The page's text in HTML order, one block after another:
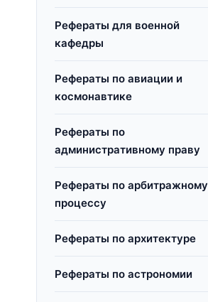
Рефераты для военной
кафедры
Рефераты по авиации и
космонавтике
Рефераты по
административному праву
Рефераты по арбитражному
процессу
Рефераты по архитектуре
Рефераты по астрономии